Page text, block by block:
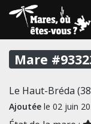
Mare
Le Haut-Bréda
Ajoutée le 02 juin